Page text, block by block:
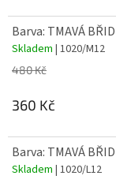
Barva: TMAVÁ
Skladem | 1020/M12
480 Kč
360 Kč
Barva: TMAVÁ
Skladem | 1020/L12